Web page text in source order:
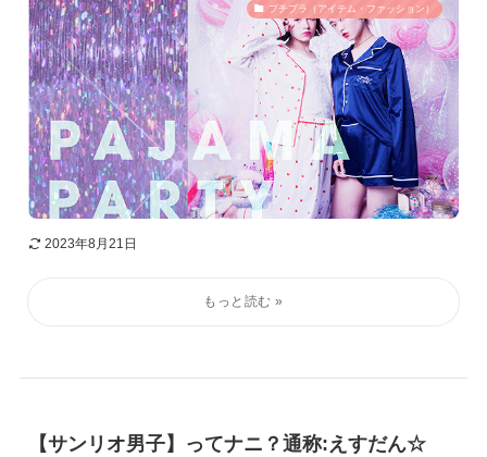
プチプラ（アイテム・ファッション）
2023年8月21日
【サンリオ男子】ってナニ？通称:えすだん☆